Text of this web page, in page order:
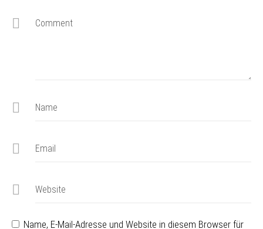
Comment
Name
Email
Website
Name, E-Mail-Adresse und Website in diesem Browser für